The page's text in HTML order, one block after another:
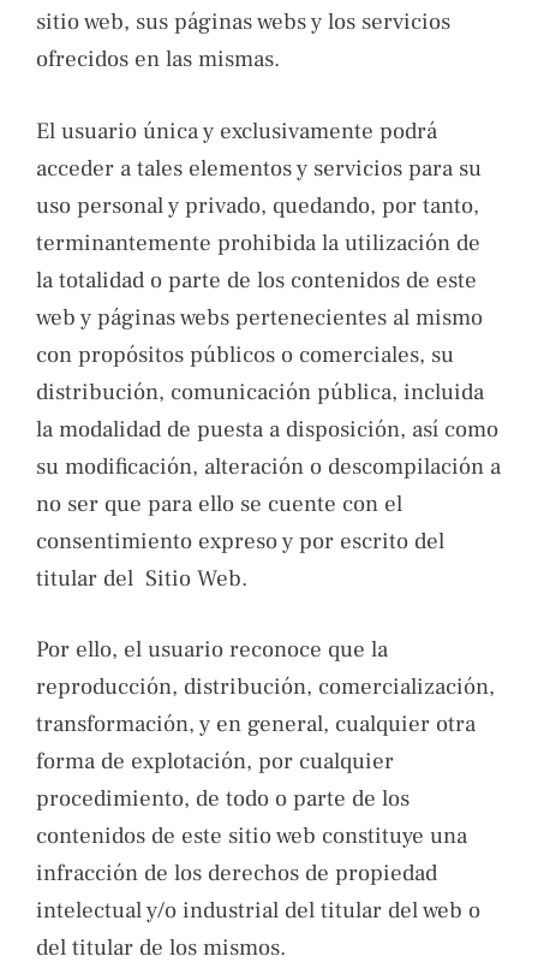
sitio web, sus páginas webs y los servicios
ofrecidos en las mismas.
El usuario única y exclusivamente podrá
acceder a tales elementos y servicios para su
uso personal y privado, quedando, por tanto,
terminantemente prohibida la utilización de
la totalidad o parte de los contenidos de este
web y páginas webs pertenecientes al mismo
con propósitos públicos o comerciales, su
distribución, comunicación pública, incluida
la modalidad de puesta a disposición, así como
su modificación, alteración o descompilación a
no ser que para ello se cuente con el
consentimiento expreso y por escrito del
titular del Sitio Web.
Por ello, el usuario reconoce que la
reproducción, distribución, comercialización,
transformación, y en general, cualquier otra
forma de explotación, por cualquier
procedimiento, de todo o parte de los
contenidos de este sitio web constituye una
infracción de los derechos de propiedad
intelectual y/o industrial del titular del web o
del titular de los mismos.